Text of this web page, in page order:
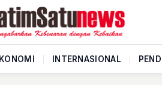
INTERNASIONAL